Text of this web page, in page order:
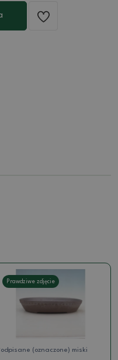
Prawdziwe zdjęcie
(oznaczone) miski